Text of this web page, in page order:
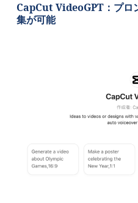
CapCut VideoGPT：プロ
集が可能